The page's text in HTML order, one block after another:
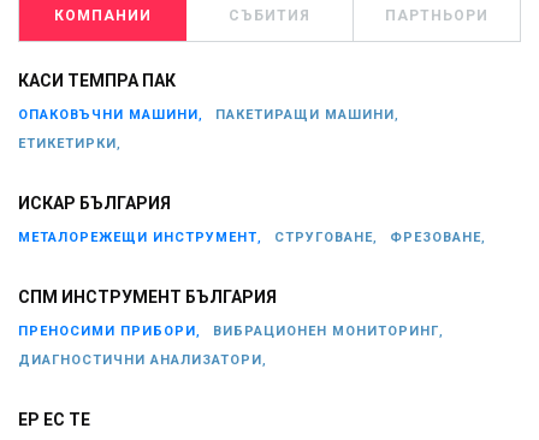
КОМПАНИИ СЪБИТИЯ ПАРТНЬОРИ
КАСИ ТЕМПРА ПАК
ОПАКОВЪЧНИ МАШИНИ,
ПАКЕТИРАЩИ МАШИНИ,
ЕТИКЕТИРКИ,
ИСКАР БЪЛГАРИЯ
МЕТАЛОРЕЖЕЩИ ИНСТРУМЕНТ, СТРУГОВАНЕ, ФРЕЗОВАНЕ,
СПМ ИНСТРУМЕНТ БЪЛГАРИЯ
ПРЕНОСИМИ ПРИБОРИ,
ВИБРАЦИОНЕН МОНИТОРИНГ,
ДИАГНОСТИЧНИ АНАЛИЗАТОРИ,
ЕР ЕС ТЕ